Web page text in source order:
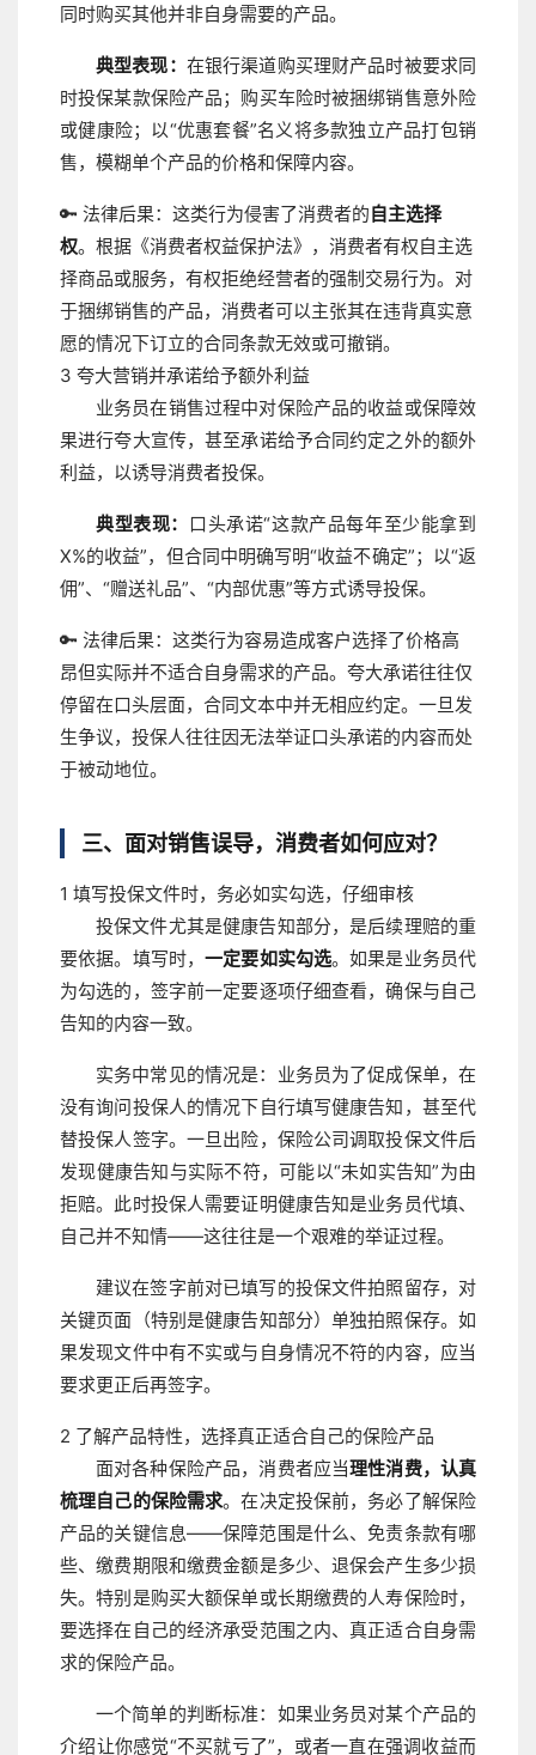
同时购买其他并非自身需要的产品。
典型表现： 在银行渠道购买理财产品时被要求同
时投保某款保险产品；购买车险时被捆绑销售意外险
或健康险；以“优惠套餐”名义将多款独立产品打包销
售，模糊单个产品的价格和保障内容。
🔑 法律后果： 这类行为侵害了消费者的自主选择
权。根据《消费者权益保护法》，消费者有权自主选
择商品或服务，有权拒绝经营者的强制交易行为。对
于捆绑销售的产品，消费者可以主张其在违背真实意
愿的情况下订立的合同条款无效或可撤销。
3 夸大营销并承诺给予额外利益
业务员在销售过程中对保险产品的收益或保障效
果进行夸大宣传，甚至承诺给予合同约定之外的额外
利益，以诱导消费者投保。
典型表现：
口头承诺“这款产品每年至少能拿到
X%的收益”，但合同中明确写明“收益不确定”；以“返
佣”、“赠送礼品”、“内部优惠”等方式诱导投保。
🔑 法律后果： 这类行为容易造成客户选择了价格高
昂但实际并不适合自身需求的产品。夸大承诺往往仅
停留在口头层面，合同文本中并无相应约定。一旦发
生争议，投保人往往因无法举证口头承诺的内容而处
于被动地位。
三、面对销售误导，消费者如何应对？
1 填写投保文件时，务必如实勾选，仔细审核
投保文件尤其是健康告知部分，是后续理赔的重
要依据。填写时，一定要如实勾选。如果是业务员代
为勾选的，签字前一定要逐项仔细查看，确保与自己
告知的内容一致。
实务中常见的情况是：业务员为了促成保单，在
没有询问投保人的情况下自行填写健康告知，甚至代
替投保人签字。一旦出险，保险公司调取投保文件后
发现健康告知与实际不符，可能以“未如实告知”为由
拒赔。此时投保人需要证明健康告知是业务员代填、
自己并不知情——这往往是一个艰难的举证过程。
建议在签字前对已填写的投保文件拍照留存，对
关键页面（特别是健康告知部分）单独拍照保存。如
果发现文件中有不实或与自身情况不符的内容，应当
要求更正后再签字。
2 了解产品特性，选择真正适合自己的保险产品
面对各种保险产品，消费者应当理性消费，认真
梳理自己的保险需求。在决定投保前，务必了解保险
产品的关键信息——保障范围是什么、免责条款有哪
些、缴费期限和缴费金额是多少、退保会产生多少损
失。特别是购买大额保单或长期缴费的人寿保险时，
要选择在自己的经济承受范围之内、真正适合自身需
求的保险产品。
一个简单的判断标准：如果业务员对某个产品的
介绍让你感觉“不买就亏了”，或者一直在强调收益而